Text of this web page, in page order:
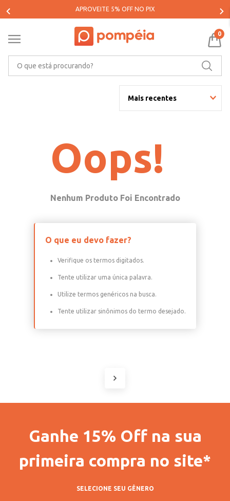
APROVEITE 5% OFF NO PIX
0
Mais recentes
Oops!
O que eu devo fazer?
Verifique os termos digitados.
Tente utilizar uma única palavra.
Utilize termos genéricos na busca.
Tente utilizar sinônimos do termo desejado.
Ganhe 15% Off na sua
primeira compra no site*
SELECIONE SEU GÊNERO